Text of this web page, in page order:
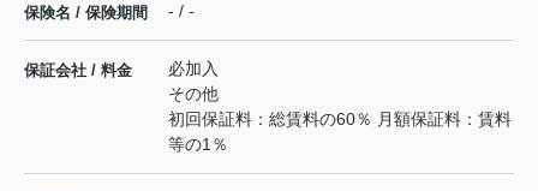
保険名 / 保険期間 - / -
保証会社 / 料金
必加入
その他
初回保証料：総賃料の60％ 月額保証料：賃料
等の1％